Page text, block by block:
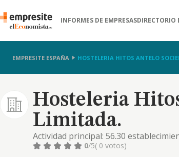
INFORMES DE EMPRESASDIRECTORIO
EMPRESITE ESPAÑA HOSTELERIA HITOS ANTELO
Hosteleria
Limitada.
Actividad principal: 56.30
de comidas
0/5( 0 votos)